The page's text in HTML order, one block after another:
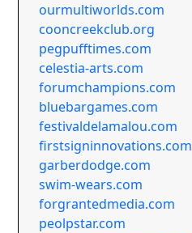
ourmultiworlds.com
cooncreekclub.org
pegpufftimes.com
celestia-arts.com
forumchampions.com
bluebargames.com
festivaldelamalou.com
firstsigninnovations.com
garberdodge.com
swim-wears.com
forgrantedmedia.com
peolpstar.com